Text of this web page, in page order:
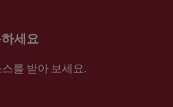
세요
를 받아 보세요.